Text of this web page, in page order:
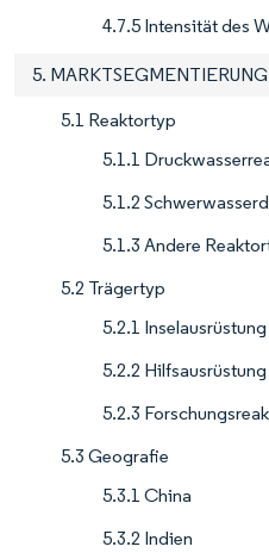
4.7.5 Intensität des
5. MARKTSEGMENTIERUNG
5.1 Reaktortyp
5.1.1
5.1.2
5.1.3 Andere
5.2 Trägertyp
5.2.1 Inselausrüstung
5.2.2 Hilfsausrüstung
5.2.3
5.3 Geografie
5.3.1 China
5.3.2 Indien